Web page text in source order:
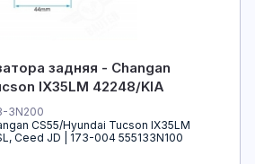
задняя - Changan
IX35LM 42248/KIA
JD
3N200
CS55/Hyundai Tucson IX35LM
Ceed JD | 173-004 555133N100